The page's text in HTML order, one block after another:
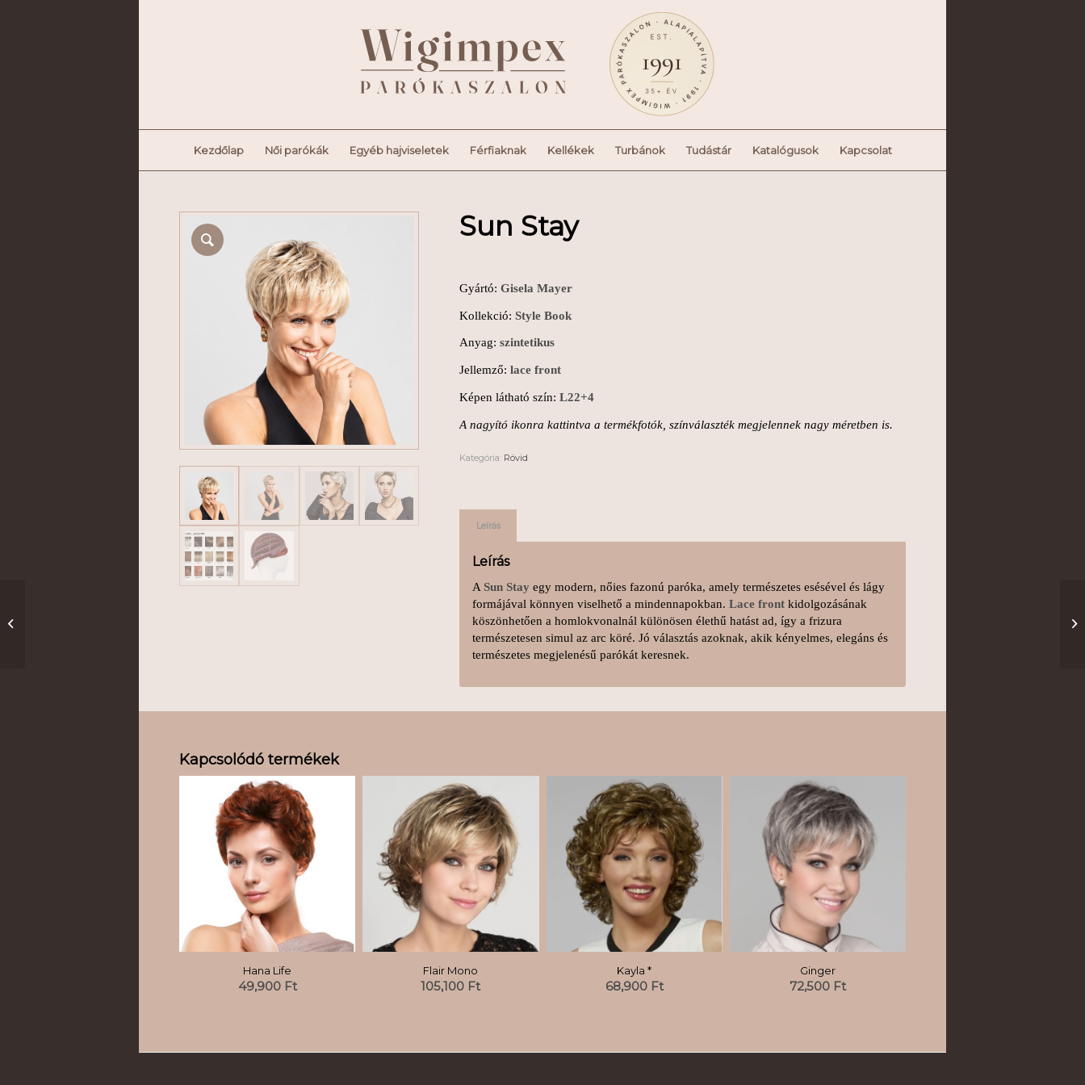
Kezdőlap Női parókák Egyéb hajviseletek Férfiaknak Kellékek Turbánok Tudástár Katalógusok Kapcsolat
Sun Stay
Gyártó: Gisela Mayer
Kollekció: Style Book
Anyag: szintetikus
Jellemző: lace front
Képen látható szín: L22+4
A nagyító ikonra kattintva a termékfotók, színválaszték megjelennek nagy méretben is.
Kategória: Rövid
Leírás
Leírás
A Sun Stay egy modern, nőies fazonú paróka, amely természetes esésével és lágy
formájával könnyen viselhető a mindennapokban. Lace front kidolgozásának
köszönhetően a homlokvonalnál különösen élethű hatást ad, így a frizura
természetesen simul az arc köré. Jó választás azoknak, akik kényelmes, elegáns és
természetes megjelenésű parókát keresnek.
Kapcsolódó termékek
Hana Life
49,900 Ft
Flair Mono
105,100 Ft
Kayla *
68,900 Ft
Ginger
72,500 Ft